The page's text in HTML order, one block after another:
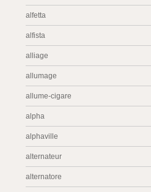
alfetta
alfista
alliage
allumage
allume-cigare
alpha
alphaville
alternateur
alternatore